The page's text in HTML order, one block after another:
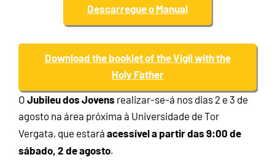
Descarregue o Manual
Download the booklet of the Vigil with the
Holy Father
OJubileu dos Jovens realizar-se-á nos dias 2 e 3 de
agosto na área próxima à Universidade de Tor
Vergata, que estaráacessível a partir das 9:00 de
sábado, 2 de agosto.